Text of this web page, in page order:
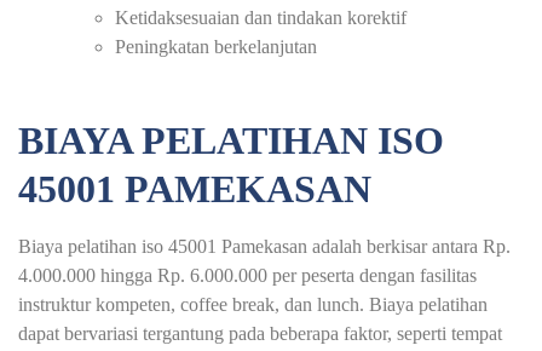
Ketidaksesuaian dan tindakan korektif
Peningkatan berkelanjutan
BIAYA PELATIHAN ISO
45001 PAMEKASAN
Biaya pelatihan iso 45001 Pamekasan adalah berkisar antara Rp.
4.000.000 hingga Rp. 6.000.000 per peserta dengan fasilitas
instruktur kompeten, coffee break, dan lunch. Biaya pelatihan
dapat bervariasi tergantung pada beberapa faktor, seperti tempat